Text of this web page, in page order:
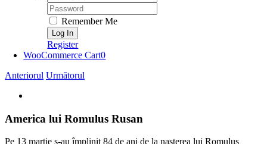
Password:
Remember Me
Register
WooCommerce Cart0
Anteriorul Următorul
Image
America lui Romulus Rusan
Pe 13 martie s-au împlinit 84 de ani de la nașterea lui Romulus